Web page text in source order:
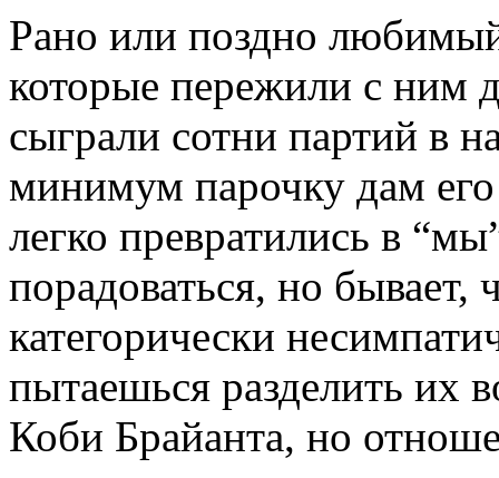
Рано или поздно
которые пережили с ним
сыграли сотни партий в
минимум парочку дам
легко превратились в
порадоваться, но бывает,
категорически
пытаешься разделить их
Коби Брайанта, но